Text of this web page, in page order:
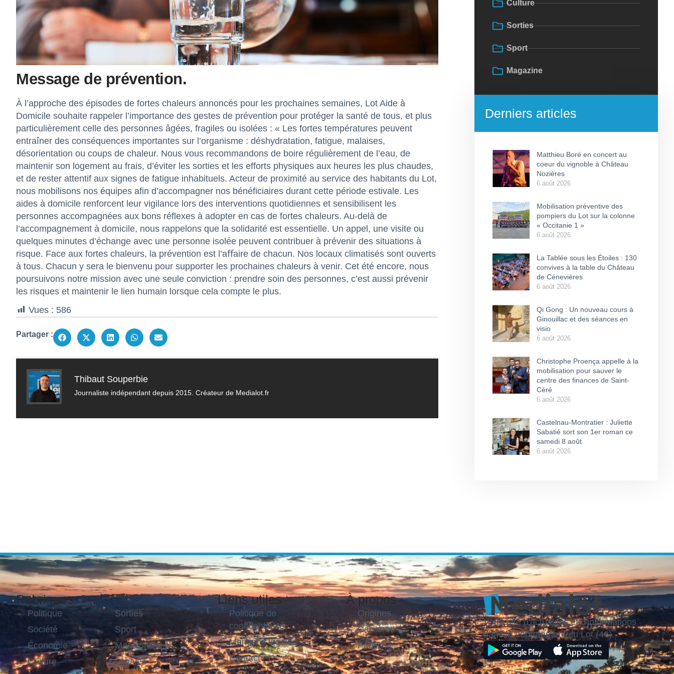
Message de prévention.
À l’approche des épisodes de fortes chaleurs annoncés pour les prochaines semaines, Lot Aide à
Domicile souhaite rappeler l’importance des gestes de prévention pour protéger la santé de tous, et plus
particulièrement celle des personnes âgées, fragiles ou isolées : « Les fortes températures peuvent
entraîner des conséquences importantes sur l’organisme : déshydratation, fatigue, malaises,
désorientation ou coups de chaleur. Nous vous recommandons de boire régulièrement de l’eau, de
maintenir son logement au frais, d’éviter les sorties et les efforts physiques aux heures les plus chaudes,
et de rester attentif aux signes de fatigue inhabituels. Acteur de proximité au service des habitants du Lot,
nous mobilisons nos équipes afin d’accompagner nos bénéficiaires durant cette période estivale. Les
aides à domicile renforcent leur vigilance lors des interventions quotidiennes et sensibilisent les
personnes accompagnées aux bons réflexes à adopter en cas de fortes chaleurs. Au-delà de
l’accompagnement à domicile, nous rappelons que la solidarité est essentielle. Un appel, une visite ou
quelques minutes d’échange avec une personne isolée peuvent contribuer à prévenir des situations à
risque. Face aux fortes chaleurs, la prévention est l’aﬀaire de chacun. Nos locaux climatisés sont ouverts
à tous. Chacun y sera le bienvenu pour supporter les prochaines chaleurs à venir. Cet été encore, nous
poursuivons notre mission avec une seule conviction : prendre soin des personnes, c’est aussi prévenir
les risques et maintenir le lien humain lorsque cela compte le plus.
Vues : 586
Partager :
Thibaut Souperbie
Journaliste indépendant depuis 2015. Créateur de Medialot.fr
Culture
Sorties
Sport
Magazine
Derniers articles
Matthieu Boré en concert au
coeur du vignoble à Château
Nozières
6 août 2026
Mobilisation préventive des
pompiers du Lot sur la colonne
« Occitanie 1 »
6 août 2026
La Tablée sous les Étoiles : 130
convives à la table du Château
de Cénevières
6 août 2026
Qi Gong : Un nouveau cours à
Ginouillac et des séances en
visio
6 août 2026
Christophe Proença appelle à la
mobilisation pour sauver le
centre des finances de Saint-
Céré
6 août 2026
Castelnau-Montratier : Juliette
Sabatié sort son 1er roman ce
samedi 8 août
6 août 2026
Rubriques
Politique
Société
Économie
Culture
Sorties
Sport
Magazine
Légales
Liens utiles
Politique de
confidentialité
Mentions légales
Contact
À propos
Origines
Carrières
Publicité
Votre site d'actualités et d'informations
dans le département du Lot (46).